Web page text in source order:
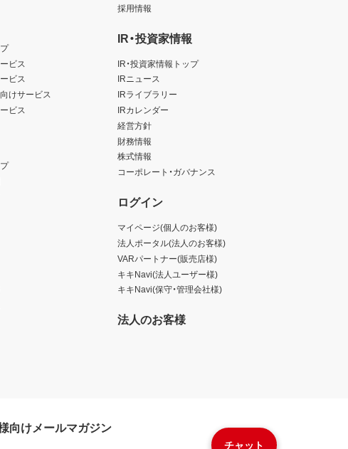
チャット
ビス
ビス
けサービス
ビス
採用情報
IR・投資家情報
IR・投資家情報トップ
IRニュース
IRライブラリー
IRカレンダー
経営方針
財務情報
株式情報
コーポレート・ガバナンス
ログイン
マイページ(個人のお客様)
法人ポータル(法人のお客様)
VARパートナー(販売店様)
キキNavi(法人ユーザー様)
キキNavi(保守・管理会社様)
法人のお客様
向けメールマガジン